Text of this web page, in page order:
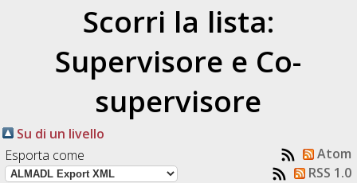
Scorri la lista:
Supervisore e Co-
supervisore
Su di un livello
Esporta come
Atom
RSS 1.0